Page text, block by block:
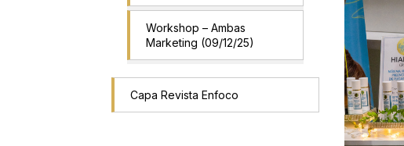
Workshop – Ambas
Marketing (09/12/25)
Capa Revista Enfoco